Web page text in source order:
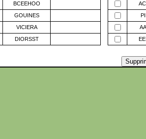
BCEEHOO
GOUINES
VICIERA
DIORSST